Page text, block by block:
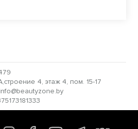
4, этаж 4, пом. 15-17